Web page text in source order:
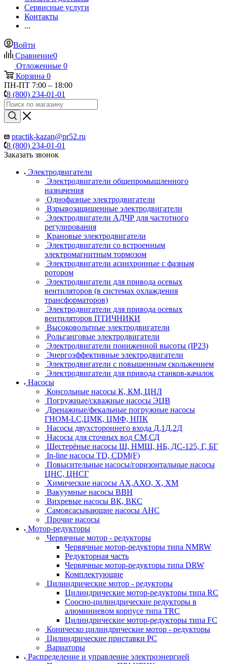
Сервисные услуги
Контакты
...
Войти
Сравнение0
Отложенные 0
Корзина 0
ПН-ПТ 7:00 – 18:00
8 (800) 234-01-01
practik-kazan@pr52.ru
8 (800) 234-01-01
Заказать звонок
Электродвигатели
Электродвигатели общепромышленного
назначения
Однофазные электродвигатели
Взрывозащищенные электродвигатели
Электродвигатели АДЧР для частотного
регулирования
Крановые электродвигатели
Электродвигатели со встроенным
электромагнитным тормозом
Электродвигатели асинхронные с фазным
ротором
Электродвигатели для привода осевых
вентиляторов (в системах охлаждения
трансформаторов)
Электродвигатели для привода осевых
вентиляторов ПТИЧНИКИ
Высоковольтные электродвигатели
Рольганговые электродвигатели
Электродвигатели пониженной высоты (IP23)
Энергоэффективные электродвигатели
Электродвигатели с повышенным скольжением
Электродвигатели для привода станков-качалок
Насосы
Консольные насосы К, КМ, ЦНЛ
Погружные/скважные насосы ЭЦВ
Дренажные/фекальные погружные насосы
ГНОМ-LC,ЦМК, ЦМФ, НПК
Насосы двухстороннего входа Д,1Д,2Д
Насосы для сточных вод СМ,СД
Шестерёные насосы Ш, НМШ, НБ, ДС-125, Г, БГ
In-line насосы TD, CDM(F)
Повысительные насосы/горизонтальные насосы
ЦНС, ЦНСГ
Химические насосы АХ,АХО, Х, ХМ
Вакуумные насосы ВВН
Вихревые насосы ВК, ВКС
Самовсасывающие насосы АНС
Прочие насосы
Мотор-редукторы
Червячные мотор - редукторы
Червячные мотор-редукторы типа NMRW
Редукторная часть
Червячные мотор-редукторы типа DRW
Комплектующие
Цилиндрические мотор - редукторы
Цилиндрические мотор-редукторы типа RC
Соосно-цилиндрические редукторы в
алюминиевом корпусе типа TRC
Цилиндрические мотор-редукторы типа FC
Коническо цилиндрические мотор - редукторы
Цилиндрические приставки PC
Вариаторы
Распределение и управление электроэнергией